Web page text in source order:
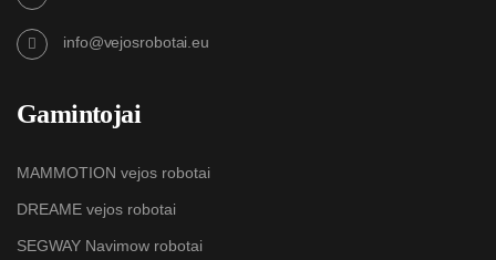
info@vejosrobotai.eu
Gamintojai
MAMMOTION vejos robotai
DREAME vejos robotai
SEGWAY Navimow robotai